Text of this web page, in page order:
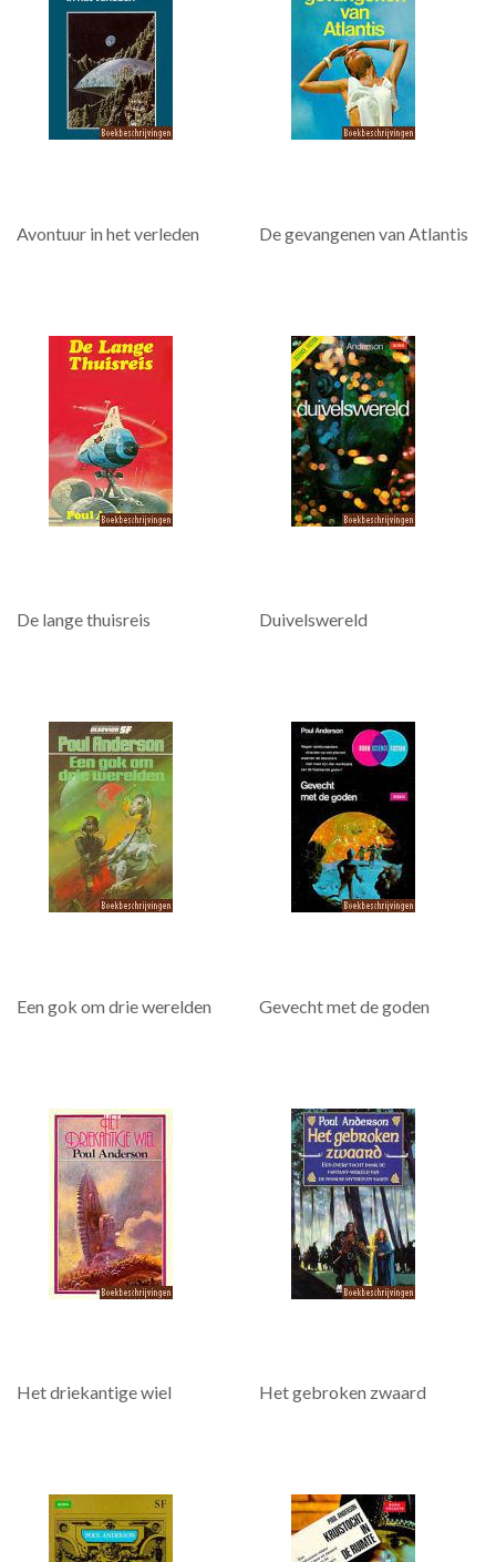
Avontuur in het verleden De gevangenen van Atlantis
De lange thuisreis Duivelswereld
Een gok om drie werelden Gevecht met de goden
Het driekantige wiel Het gebroken zwaard